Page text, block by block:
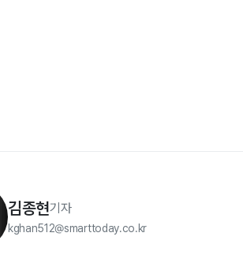
김종현기자
kghan512@smarttoday.co.kr